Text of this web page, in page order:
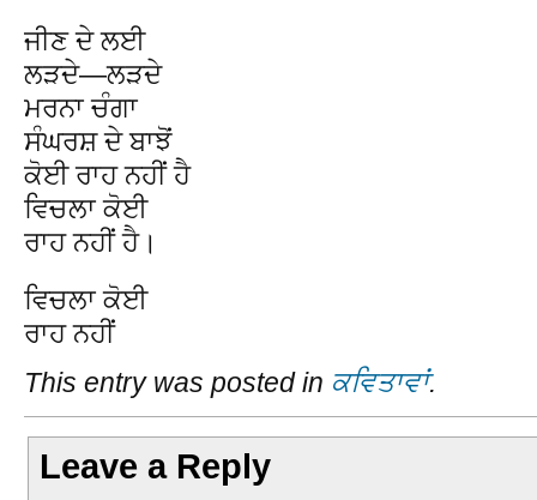
ਜੀਣ ਦੇ ਲਈ
ਲੜਦੇ—ਲੜਦੇ
ਮਰਨਾ ਚੰਗਾ
ਸੰਘਰਸ਼ ਦੇ ਬਾਝੋਂ
ਕੋਈ ਰਾਹ ਨਹੀਂ ਹੈ
ਵਿਚਲਾ ਕੋਈ
ਰਾਹ ਨਹੀਂ ਹੈ।
ਵਿਚਲਾ ਕੋਈ
ਰਾਹ ਨਹੀਂ
This entry was posted in ਕਵਿਤਾਵਾਂ.
Leave a Reply